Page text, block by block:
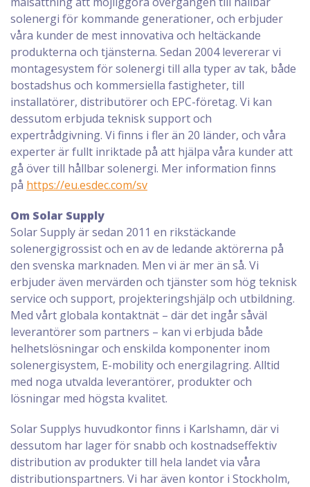
solenergi för kommande generationer, och erbjuder
våra kunder de mest innovativa och heltäckande
produkterna och tjänsterna. Sedan 2004 levererar vi
montagesystem för solenergi till alla typer av tak, både
bostadshus och kommersiella fastigheter, till
installatörer, distributörer och EPC-företag. Vi kan
dessutom erbjuda teknisk support och
expertrådgivning. Vi finns i fler än 20 länder, och våra
experter är fullt inriktade på att hjälpa våra kunder att
gå över till hållbar solenergi. Mer information finns
på https://eu.esdec.com/sv
Om Solar Supply
Solar Supply är sedan 2011 en rikstäckande
solenergigrossist och en av de ledande aktörerna på
den svenska marknaden. Men vi är mer än så. Vi
erbjuder även mervärden och tjänster som hög teknisk
service och support, projekteringshjälp och utbildning.
Med vårt globala kontaktnät – där det ingår såväl
leverantörer som partners – kan vi erbjuda både
helhetslösningar och enskilda komponenter inom
solenergisystem, E-mobility och energilagring. Alltid
med noga utvalda leverantörer, produkter och
lösningar med högsta kvalitet.
Solar Supplys huvudkontor finns i Karlshamn, där vi
dessutom har lager för snabb och kostnadseffektiv
distribution av produkter till hela landet via våra
distributionspartners. Vi har även kontor i Stockholm,